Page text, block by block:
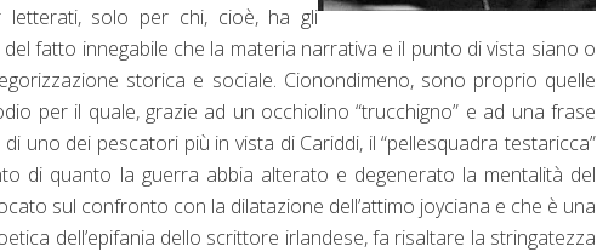
solo per chi, cioè, ha gli
fatto innegabile che la materia narrativa e il punto di vista siano o
storica e sociale. Cionondimeno, sono proprio quelle
per il quale, grazie ad un occhiolino “trucchigno” e ad una frase
uno dei pescatori più in vista di Cariddi, il “pellesquadra testaricca”
di quanto la guerra abbia alterato e degenerato la mentalità del
sul confronto con la dilatazione dell’attimo joyciana e che è una
dell’epifania dello scrittore irlandese, fa risaltare la stringatezza